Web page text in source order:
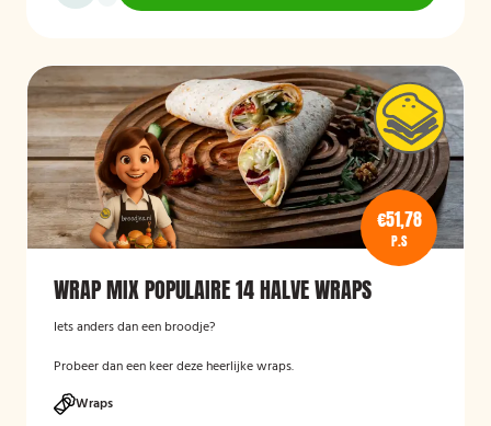
€51,78
P.S
WRAP MIX POPULAIRE 14 HALVE WRAPS
Iets anders dan een broodje?
Probeer dan een keer deze heerlijke wraps.
Wraps